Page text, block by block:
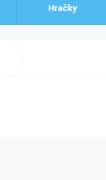
Hračky